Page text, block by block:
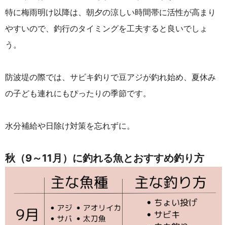
特に梅雨明け以降は、朝夕の涼しい時間帯に活性が高まり
やすいので、釣行のタイミングを工夫すると良いでしょ
う。
防波堤の際では、サビキ釣りで豆アジが釣れ始め、夏休み
の子ども連れにもぴったりの季節です。
水分補給や日除け対策を忘れずに。
秋（9～11月）に釣れる魚とおすすめ釣り方